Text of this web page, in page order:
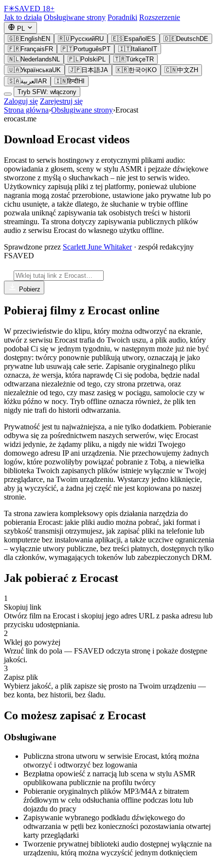
F✳SAVED 18+
Jak to działa Obsługiwane strony Poradniki Rozszerzenie
PL
🇬🇧EnglishEN 🇷🇺РусскийRU 🇪🇸Español ES 🇩🇪DeutschDE
🇫🇷Français FR 🇵🇹Português PT 🇮🇹Italiano IT
🇳🇱Nederlands NL 🇵🇱Polski PL 🇹🇷TürkçeTR
🇺🇦УкраїнськаUK 🇯🇵日本語JA 🇰🇷한국어 KO 🇨🇳中文ZH
🇸🇦العربية AR 🇮🇳हिन्दीHI
Tryb SFW: włączony
Zaloguj się Zarejestruj się
Strona główna›Obsługiwane strony›Erocast
erocast.me
Download Erocast videos
Erocast to serwis hostingowy z erotycznymi plikami audio:
opowiadania z głosem, sceny w stylu ASMR i pejzaże dźwiękowe
stworzone z myślą o słuchawkach – nie jest to serwis wideo.
Użytkownicy zapisują pliki z tej platformy, ponieważ ulubione
nagrania mogą zostać przerobione, ustawione jako prywatne lub po
cichu usunięte, a także dlatego, że słuchanie w trybie offline
pozwala uniknąć zapisywania tak osobistych treści w historii
streamingu. Ta strona dotyczy zapisywania publicznych plików
audio z serwisu Erocast do własnego użytku offline.
Sprawdzone przez Scarlett June Whitaker· zespół redakcyjny
FSAVED
Pobierz
Pobieraj filmy z Erocast online
W przeciwieństwie do klipu, który można odtworzyć na ekranie,
utwór z serwisu Erocast trafia do Twoich uszu, a plik audio, który
podobał Ci się w jednym tygodniu, w następnym może już nie być
dostępny: twórcy ponownie publikują utwory, oznaczają je jako
prywatne lub usuwają całe serie. Zapisanie oryginalnego pliku
oznacza, że wersja, która naprawdę Ci się podoba, będzie nadal
odtwarzana niezależnie od tego, czy strona przetrwa, oraz
niezależnie od tego, czy masz zasięg w pociągu, samolocie czy w
łóżku późno w nocy. Tryb offline oznacza również, że plik ten
nigdy nie trafi do historii odtwarzania.
Prywatność jest tu najważniejsza, a nie tylko dodatkiem. Pobieranie
odbywa się za pośrednictwem naszych serwerów, więc Erocast
widzi jedynie, że żądamy pliku, a nigdy nie widzi Twojego
domowego adresu IP ani urządzenia. Nie przechowujemy żadnych
logów, które pozwoliłyby powiązać pobranie z Tobą, a niewielka
biblioteka Twoich zapisanych plików istnieje wyłącznie w Twojej
przeglądarce, na Twoim urządzeniu. Wystarczy jedno kliknięcie,
aby ją wyczyścić, a żadna jej część nie jest kopiowana po naszej
stronie.
Ta strona zawiera kompleksowy opis działania narzędzia do
pobierania Erocast: jakie pliki audio można pobrać, jaki format i
szybkość transmisji otrzymujesz, jak zapisać pliki na telefonie lub
komputerze bez instalowania aplikacji, a także uczciwe ograniczenia
– wyłącznie utwory publiczne, bez treści płatnych, dostępnych tylko
dla członków, wymagających tokenów lub zabezpieczonych DRM.
Jak pobierać z Erocast
1
Skopiuj link
Otwórz film na Erocast i skopiuj jego adres URL z paska adresu lub
przycisku udostępniania.
2
Wklej go powyżej
Wrzuć link do pola — FSAVED odczyta stronę i pokaże dostępne
jakości.
3
Zapisz plik
Wybierz jakość, a plik zapisze się prosto na Twoim urządzeniu —
bez konta, bez historii, bez śladu.
Co możesz zapisać z Erocast
Obsługiwane
Publiczna strona utworu w serwisie Erocast, którą można
otworzyć i odtworzyć bez logowania
Bezpłatna opowieść z narracją lub scena w stylu ASMR
opublikowana publicznie na profilu twórcy
Pobieranie oryginalnych plików MP3/M4A z bitratem
źródłowym w celu odsłuchania offline podczas lotu lub
dojazdu do pracy
Zapisywanie wybranego podkładu dźwiękowego do
odtwarzania w pętli bez konieczności pozostawiania otwartej
karty przeglądarki
Tworzenie prywatnej biblioteki audio dostępnej wyłącznie na
urządzeniu, którą można wyczyścić jednym dotknięciem